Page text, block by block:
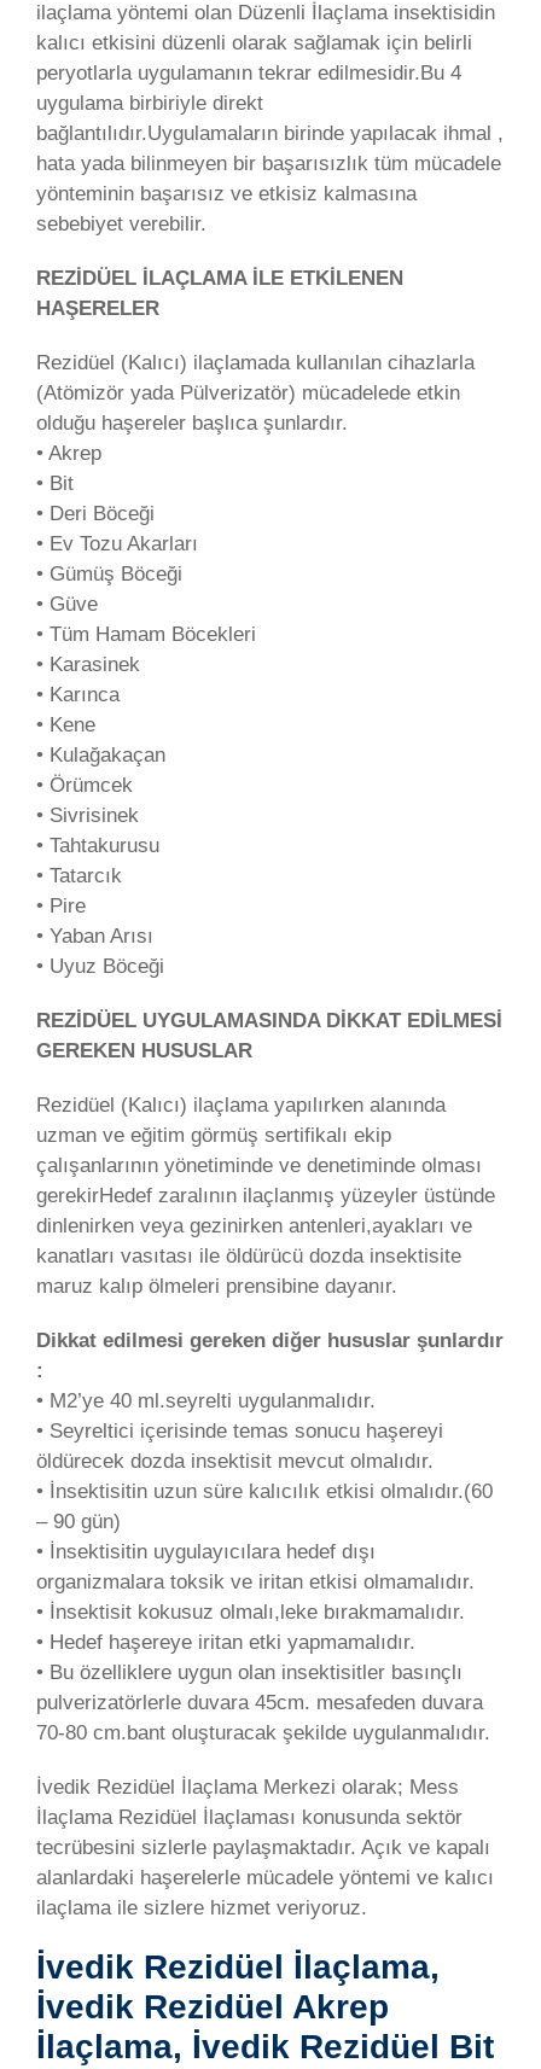
ilaçlama yöntemi olan Düzenli İlaçlama insektisidin
kalıcı etkisini düzenli olarak sağlamak için belirli
peryotlarla uygulamanın tekrar edilmesidir.Bu 4
uygulama birbiriyle direkt
bağlantılıdır.Uygulamaların birinde yapılacak ihmal ,
hata yada bilinmeyen bir başarısızlık tüm mücadele
yönteminin başarısız ve etkisiz kalmasına
sebebiyet verebilir.
REZİDÜEL İLAÇLAMA İLE ETKİLENEN
HAŞERELER
Rezidüel (Kalıcı) ilaçlamada kullanılan cihazlarla
(Atömizör yada Pülverizatör) mücadelede etkin
olduğu haşereler başlıca şunlardır.
• Akrep
• Bit
• Deri Böceği
• Ev Tozu Akarları
• Gümüş Böceği
• Güve
• Tüm Hamam Böcekleri
• Karasinek
• Karınca
• Kene
• Kulağakaçan
• Örümcek
• Sivrisinek
• Tahtakurusu
• Tatarcık
• Pire
• Yaban Arısı
• Uyuz Böceği
REZİDÜEL UYGULAMASINDA DİKKAT EDİLMESİ
GEREKEN HUSUSLAR
Rezidüel (Kalıcı) ilaçlama yapılırken alanında
uzman ve eğitim görmüş sertifikalı ekip
çalışanlarının yönetiminde ve denetiminde olması
gerekirHedef zaralının ilaçlanmış yüzeyler üstünde
dinlenirken veya gezinirken antenleri,ayakları ve
kanatları vasıtası ile öldürücü dozda insektisite
maruz kalıp ölmeleri prensibine dayanır.
Dikkat edilmesi gereken diğer hususlar şunlardır
:
• M2’ye 40 ml.seyrelti uygulanmalıdır.
• Seyreltici içerisinde temas sonucu haşereyi
öldürecek dozda insektisit mevcut olmalıdır.
• İnsektisitin uzun süre kalıcılık etkisi olmalıdır.(60
– 90 gün)
• İnsektisitin uygulayıcılara hedef dışı
organizmalara toksik ve iritan etkisi olmamalıdır.
• İnsektisit kokusuz olmalı,leke bırakmamalıdır.
• Hedef haşereye iritan etki yapmamalıdır.
• Bu özelliklere uygun olan insektisitler basınçlı
pulverizatörlerle duvara 45cm. mesafeden duvara
70-80 cm.bant oluşturacak şekilde uygulanmalıdır.
İvedik Rezidüel İlaçlama Merkezi olarak; Mess
İlaçlama Rezidüel İlaçlaması konusunda sektör
tecrübesini sizlerle paylaşmaktadır. Açık ve kapalı
alanlardaki haşerelerle mücadele yöntemi ve kalıcı
ilaçlama ile sizlere hizmet veriyoruz.
İvedik Rezidüel İlaçlama,
İvedik Rezidüel Akrep
İlaçlama, İvedik Rezidüel Bit